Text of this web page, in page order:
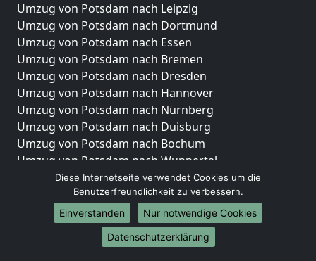
Umzug von Potsdam nach Leipzig
Umzug von Potsdam nach Dortmund
Umzug von Potsdam nach Essen
Umzug von Potsdam nach Bremen
Umzug von Potsdam nach Dresden
Umzug von Potsdam nach Hannover
Umzug von Potsdam nach Nürnberg
Umzug von Potsdam nach Duisburg
Umzug von Potsdam nach Bochum
Umzug von Potsdam nach Wuppertal
Umzug von Potsdam nach Bielefeld
Umzug von Potsdam nach Bonn
Umzug von Potsdam nach Münster
Internationale-Umzüge
Diese Internetseite verwendet Cookies um die
Benutzerfreundlichkeit zu verbessern.
Einverstanden
Nur notwendige Cookies
Datenschutzerklärung